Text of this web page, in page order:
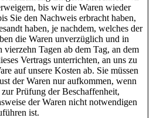
bis wir die Waren wieder
Sie den Nachweis erbracht haben,
haben, je nachdem, welches der
die Waren unverzüglich und in
vierzehn Tagen ab dem Tag, an dem
Vertrags unterrichten, an uns zu
auf unsere Kosten ab. Sie müssen
der Waren nur aufkommen, wenn
Prüfung der Beschaffenheit,
der Waren nicht notwendigen
ist.